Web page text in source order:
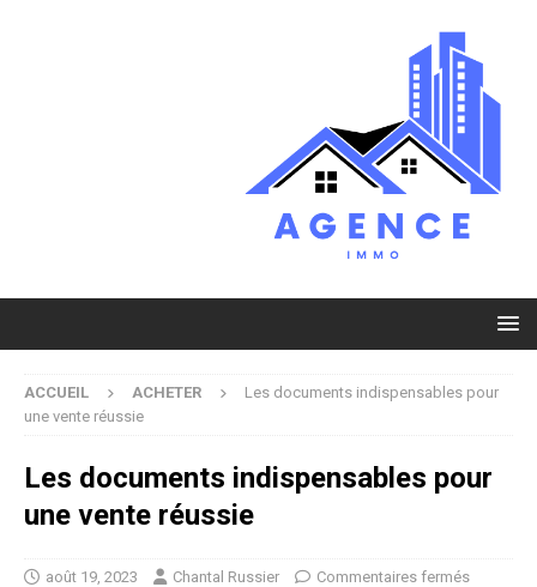
ACCUEIL ACHETER
Les documents indispensables pour
une vente réussie
Les documents indispensables pour
une vente réussie
août 19, 2023 Chantal Russier Commentaires fermés